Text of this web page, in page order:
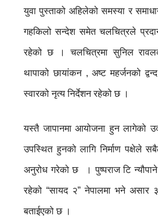
युवा पुस्ताको अहिलेको समस्या र
गहकिलो सन्देश समेत चलचित्रले प्रदान
रहेको छ । चलचित्रमा सुनिल
थापाको छायांकन , अष्ट महर्जनको
स्वारको नृत्य निर्देशन रहेको छ ।
यस्तै जापानमा आयोजना हुन लागेको
उपस्थित हुनको लागि निर्माण पक्षेले
अनुरोध गरेको छ । पुष्पराज टि न्यौपाने
रहेको “सायद २” नेपालमा भने असार
बताईएको छ ।